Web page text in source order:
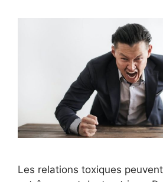
Les relations toxiques